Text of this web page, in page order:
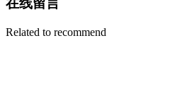
在线留言
Related to recommend